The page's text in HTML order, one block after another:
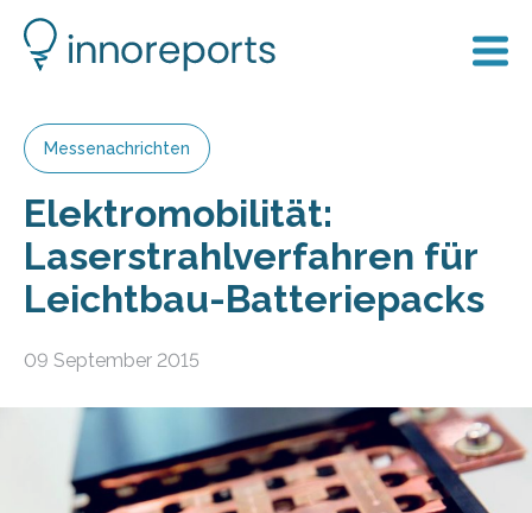
Messenachrichten
Elektromobilität:
Laserstrahlverfahren für
Leichtbau-Batteriepacks
09 September 2015